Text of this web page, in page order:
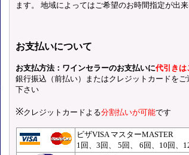
ます。 地域によってはご希望のお時間指定が出
お支払いについて
お支払方法：ワインセラーのお支払いに代引きは
銀行振込（前払い）またはクレジットカードをご
下さい
※クレジットカードよる分割払いが可能です
ビザVISA マスターMASTER
1回、3回、 5回、 6回、10回、